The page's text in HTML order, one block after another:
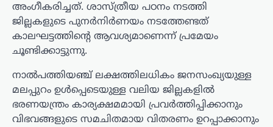
അംഗീകരിച്ചത്. ശാസ്ത്രീയ പഠനം നടത്തി
ജില്ലകളുടെ പുനർനിർണയം നടത്തേണ്ടത്
കാലഘട്ടത്തിന്റെ ആവശ്യമാണെന്ന് പ്രമേയം
ചൂണ്ടിക്കാട്ടുന്നു.
നാല്‍പത്തിയഞ്ച് ലക്ഷത്തിലധികം ജനസംഖ്യയുള്ള
മലപ്പുറം ഉള്‍പ്പെടെയുള്ള വലിയ ജില്ലകളില്‍
ഭരണയന്ത്രം കാര്യക്ഷമമായി പ്രവര്‍ത്തിപ്പിക്കാനും
വിഭവങ്ങളുടെ സമചിതമായ വിതരണം ഉറപ്പാക്കാനും